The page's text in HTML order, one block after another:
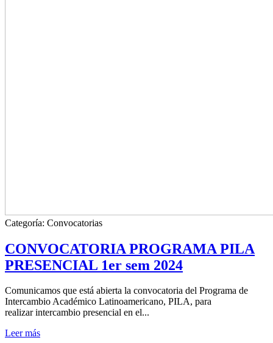
Categoría: Convocatorias
CONVOCATORIA PROGRAMA PILA
PRESENCIAL 1er sem 2024
Comunicamos que está abierta la convocatoria del Programa de
Intercambio Académico Latinoamericano, PILA, para
realizar intercambio presencial en el...
Leer más